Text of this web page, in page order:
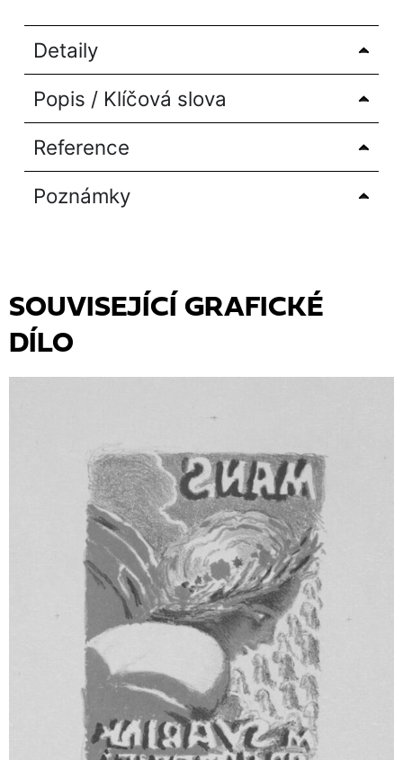
Detaily
Popis / Klíčová slova
Reference
Poznámky
SOUVISEJÍCÍ GRAFICKÉ
DÍLO